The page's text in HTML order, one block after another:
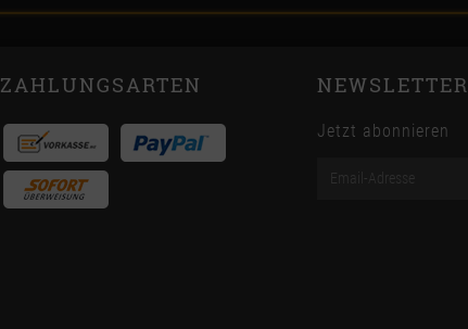
ZAHLUNGSARTEN NEWSLETTER
Jetzt abonnieren